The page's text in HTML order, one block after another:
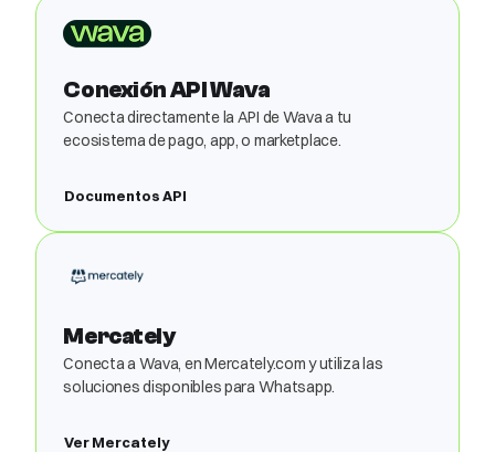
Conexión API Wava
Conecta directamente la API de Wava a tu
ecosistema de pago, app, o marketplace.
Documentos API
Mercately
Conecta a Wava, en Mercately.com y utiliza las
soluciones disponibles para Whatsapp.
Ver Mercately